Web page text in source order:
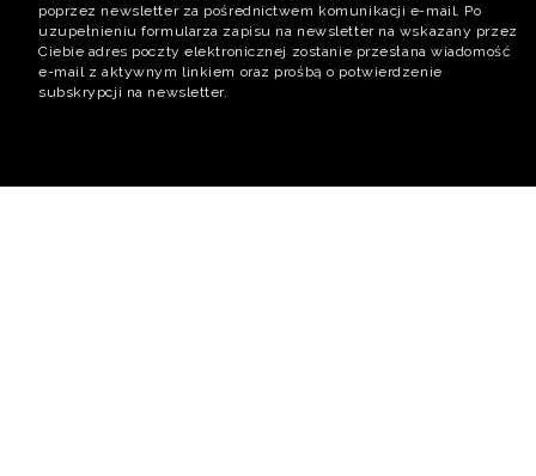
poprzez newsletter za pośrednictwem komunikacji e-mail. Po
uzupełnieniu formularza zapisu na newsletter na wskazany przez
Ciebie adres poczty elektronicznej zostanie przesłana wiadomość
e-mail z aktywnym linkiem oraz prośbą o potwierdzenie
subskrypcji na newsletter.